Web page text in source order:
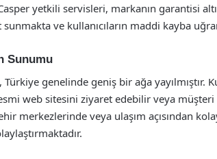
yetkili servisleri, markanın garantisi
ve kullanıcıların maddi kayba
Sunumu
genelinde geniş bir ağa yayılmıştır.
web sitesini ziyaret edebilir veya
merkezlerinde veya ulaşım açısından